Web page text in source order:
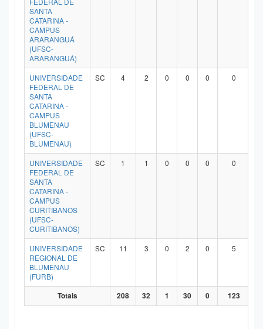
SANTA
CATARINA -
CAMPUS
ARARANGUÁ
(UFSC-
ARARANGUÁ)
UNIVERSIDADE
FEDERAL DE
SANTA
CATARINA -
CAMPUS
BLUMENAU
(UFSC-
BLUMENAU)
SC 4 2 0 0 0 0
UNIVERSIDADE
FEDERAL DE
SANTA
CATARINA -
CAMPUS
CURITIBANOS
(UFSC-
CURITIBANOS)
SC 1 1 0 0 0 0
UNIVERSIDADE
REGIONAL DE
BLUMENAU
(FURB)
SC 11 3 0 2 0 5
Totais 208 32 1 30 0 123